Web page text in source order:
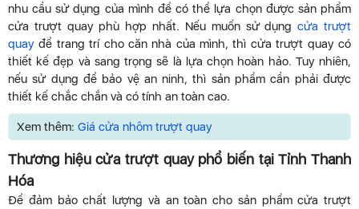
nhu cầu sử dụng của mình để có thể lựa chọn được sản phẩm
cửa trượt quay phù hợp nhất. Nếu muốn sử dụngcửa trượt
quay để trang trí cho căn nhà của mình, thì cửa trượt quay có
thiết kế đẹp và sang trọng sẽ là lựa chọn hoàn hảo. Tuy nhiên,
nếu sử dụng để bảo vệ an ninh, thì sản phẩm cần phải được
thiết kế chắc chắn và có tính an toàn cao.
Xem thêm: Giá cửa nhôm trượt quay
Thương hiệu cửa trượt quay phổ biến tại Tỉnh Thanh
Hóa
Để đảm bảo chất lượng và an toàn cho sản phẩm cửa trượt